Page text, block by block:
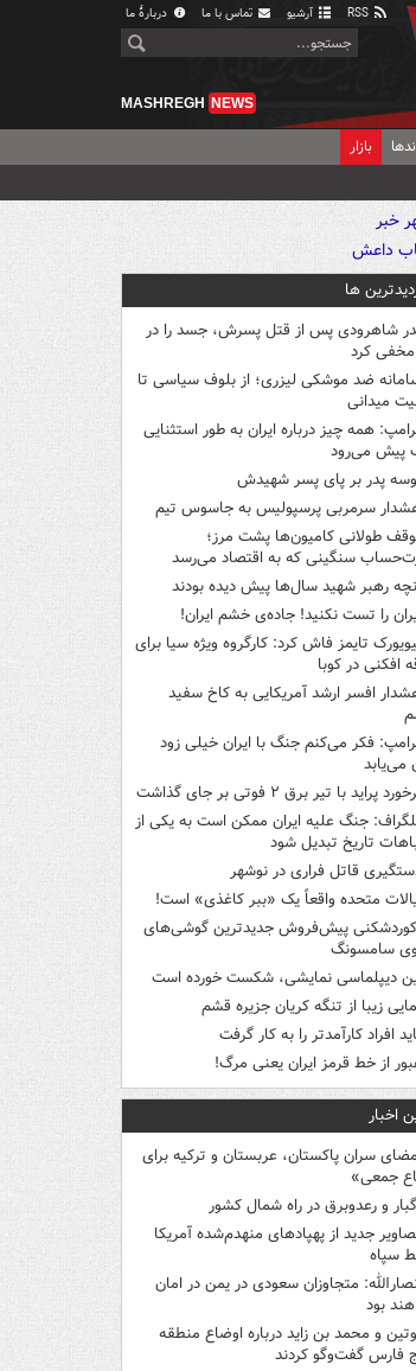
آرشیو تماس با ما دربارهٔ ما
MASHREGH NEWS
بازار
ها
شاهرودی پس از قتل پسرش، جسد را در
کرد
ضد موشکی لیزری؛ از بلوف سیاسی تا
میدانی
همه چیز درباره ایران به طور استثنایی
پیش می‌رود
پدر بر پای پسر شهیدش
سرمربی پرسپولیس به جاسوس تیم
طولانی کامیون‌ها پشت مرز؛
سنگینی که به اقتصاد می‌رسد
رهبر شهید سال‌ها پیش دیده بودند
را تست نکنید! جاده‌ی خشم ایران!
تایمز فاش کرد: کارگروه ویژه سیا برای
افکنی در کوبا
افسر ارشد آمریکایی به کاخ سفید
فکر می‌کنم جنگ با ایران خیلی زود
می‌یابد
پراید با تیر برق ۲ فوتی بر جای گذاشت
جنگ علیه ایران ممکن است به یکی از
تاریخ تبدیل شود
قاتل فراری در نوشهر
متحده واقعاً یک «ببر کاغذی» است!
پیش‌فروش جدیدترین گوشی‌های
سامسونگ
دیپلماسی نمایشی، شکست خورده است
زیبا از تنگه کریان جزیره قشم
افراد کارآمدتر را به کار گرفت
از خط قرمز ایران یعنی مرگ!
اخبار
سران پاکستان، عربستان و ترکیه برای
جمعی»
و رعدوبرق در راه شمال کشور
جدید از پهپادهای منهدم‌شده آمریکا
سپاه
متجاوزان سعودی در یمن در امان
بود
و محمد بن زاید درباره اوضاع منطقه
فارس گفت‌وگو کردند